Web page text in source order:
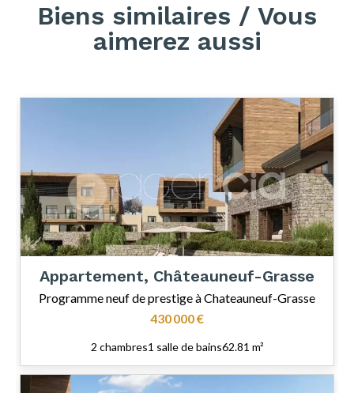
Biens similaires / Vous
aimerez aussi
Appartement, Châteauneuf-Grasse
Programme neuf de prestige à Chateauneuf-Grasse
430 000 €
2 chambres1 salle de bains62.81 m²